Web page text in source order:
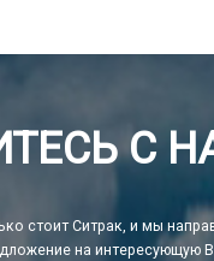
С
стоит Ситрак, и мы
на интересующую